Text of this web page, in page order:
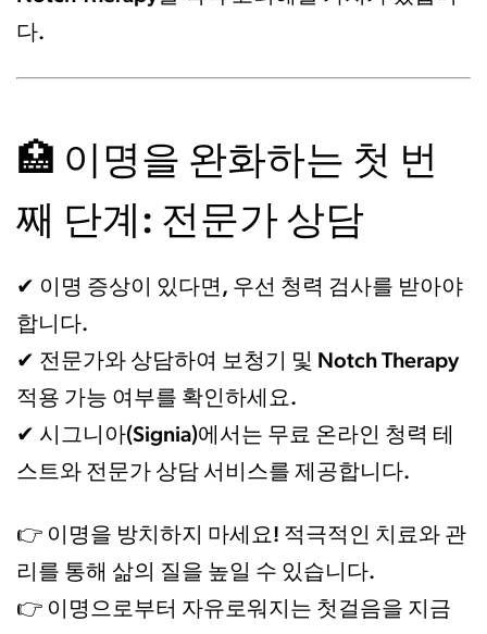
다.
🏥 이명을 완화하는 첫 번
째 단계: 전문가 상담
✔ 이명 증상이 있다면, 우선 청력 검사를 받아야
합니다.
✔ 전문가와 상담하여 보청기 및 Notch Therapy
적용 가능 여부를 확인하세요.
✔ 시그니아(Signia)에서는 무료 온라인 청력 테
스트와 전문가 상담 서비스를 제공합니다.
👉 이명을 방치하지 마세요! 적극적인 치료와 관
리를 통해 삶의 질을 높일 수 있습니다.
👉 이명으로부터 자유로워지는 첫걸음을 지금